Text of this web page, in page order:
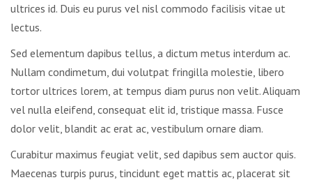
ultrices id. Duis eu purus vel nisl commodo facilisis vitae ut
lectus.
Sed elementum dapibus tellus, a dictum metus interdum ac.
Nullam condimetum, dui volutpat fringilla molestie, libero
tortor ultrices lorem, at tempus diam purus non velit. Aliquam
vel nulla eleifend, consequat elit id, tristique massa. Fusce
dolor velit, blandit ac erat ac, vestibulum ornare diam.
Curabitur maximus feugiat velit, sed dapibus sem auctor quis.
Maecenas turpis purus, tincidunt eget mattis ac, placerat sit